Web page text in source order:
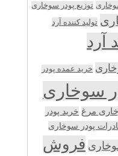
توزیع پودر سوخاری
تولید کننده آرد
آرد
خرید عمده پودر
سوخاری
مرغ خرید پودر
پودر سوخاری
فروش